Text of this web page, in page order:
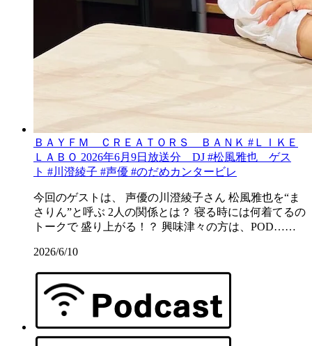
ＢＡＹＦＭ ＣＲＥＡＴＯＲＳ ＢＡＮＫ #ＬＩＫＥ
ＬＡＢＯ 2026年6月9日放送分 DJ #松風雅也 ゲス
ト #川澄綾子 #声優 #のだめカンタービレ
今回のゲストは、 声優の川澄綾子さん 松風雅也を“ま
さりん”と呼ぶ 2人の関係とは？ 寝る時には何着てるの
トークで 盛り上がる！？ 興味津々の方は、POD……
2026/6/10